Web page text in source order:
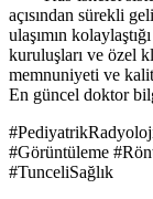
açısından sürekli
ulaşımın
kuruluşları ve özel
memnuniyeti ve
En güncel doktor
#Görüntüleme
#TunceliSağlık